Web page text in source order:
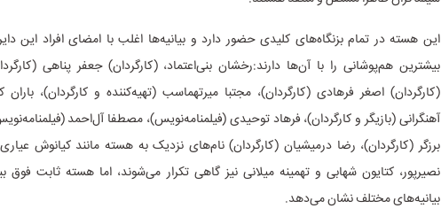
این هسته در تمام بزنگاه‌های کلیدی حضور دارد و بیانیه‌ها اغلب با امضای افراد این
بیشترین هم‌پوشانی را با آن‌ها دارند:رخشان بنی‌اعتماد، (کارگردان) جعفر پناهی
(کارگردان) اصغر فرهادی (کارگردان)، مجتبا میرتهماسب (تهیه‌کننده و کارگردان)، باران
آهنگرانی (بازیگر و کارگردان)، فرهاد توحیدی (فیلمنامه‌نویس)، مصطفا آل‌احمد
برزگر (کارگردان)، رضا درمیشیان (کارگردان) نام‌های نزدیک به هسته مانند کیانوش
نصیرپور، کتایون شهابی و تهمینه میلانی نیز گاهی تکرار می‌شوند، اما هسته ثابت فوق
بیانیه‌های مختلف نشان می‌دهد.